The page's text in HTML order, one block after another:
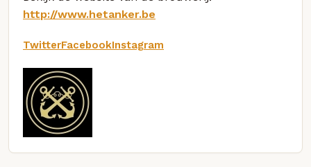
http://www.hetanker.be
TwitterFacebookInstagram